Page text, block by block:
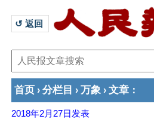
↺ 返回
首页 › 分栏目 › 万象 › 文章 ：
2018年2月27日 发表